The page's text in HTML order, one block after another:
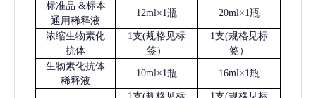
标准品 &标本
通用稀释液
12ml×1瓶 20ml×1瓶
浓缩生物素化
抗体
1支(规格见标
签）
1支(规格见标
签）
生物素化抗体
稀释液
10ml×1瓶 16ml×1瓶